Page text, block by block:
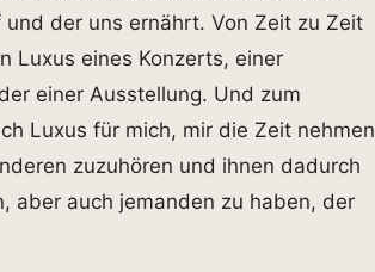
der uns ernährt. Von Zeit zu Zeit
Luxus eines Konzerts, einer
einer Ausstellung. Und zum
Luxus für mich, mir die Zeit nehmen
zuzuhören und ihnen dadurch
aber auch jemanden zu haben, der